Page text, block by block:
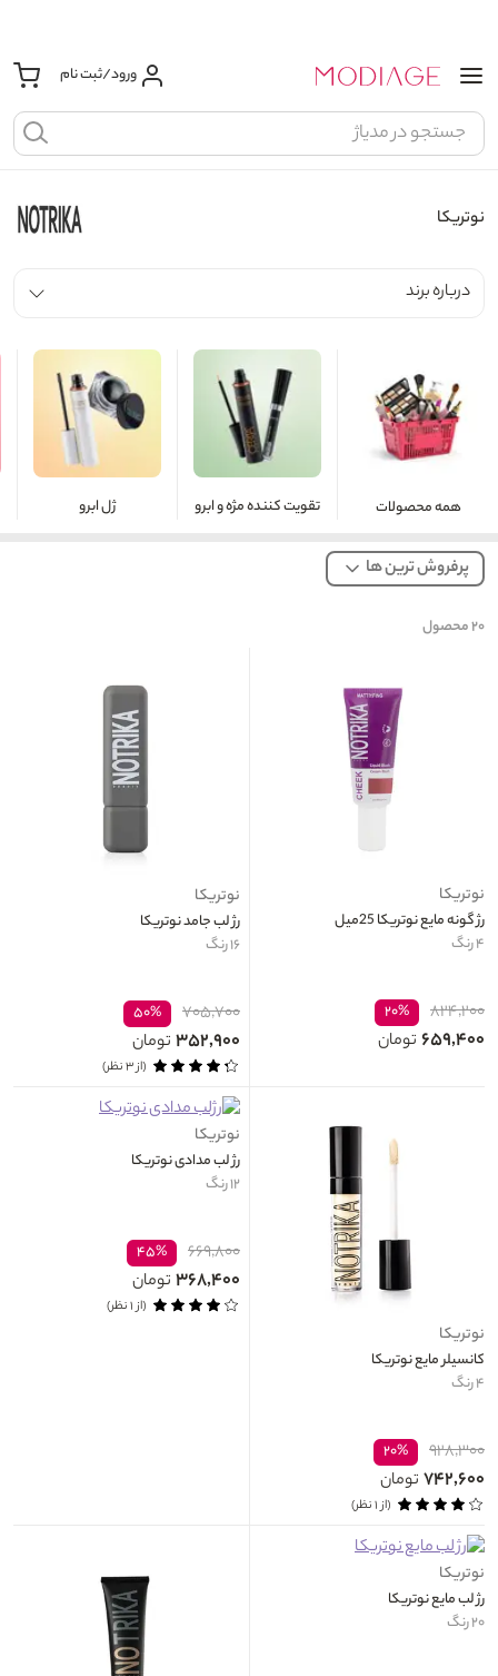
ورود/ثبت نام
نوتریکا
درباره برند
همه محصولات تقویت کننده مژه و ابرو ژل ابرو
پرفروش ترین ها
۲۰محصول
نوتریکا
رژ گونه مایع نوتریکا 25میل
۴ رنگ
۸۲۴,۲۰۰ ۲۰%
۶۵۹,۴۰۰ تومان
نوتریکا
رژ لب جامد نوتریکا
۱۶ رنگ
۷۰۵,۷۰۰ ۵۰%
۳۵۲,۹۰۰ تومان
(از ۳ نظر)
نوتریکا
کانسیلر مایع نوتریکا
۴ رنگ
۹۲۸,۳۰۰ ۲۰%
۷۴۲,۶۰۰ تومان
(از ۱ نظر)
نوتریکا
رژ لب مدادی نوتریکا
۱۲ رنگ
۶۶۹,۸۰۰ ۴۵%
۳۶۸,۴۰۰ تومان
(از ۱ نظر)
نوتریکا
رژ لب مایع نوتریکا
۲۰ رنگ